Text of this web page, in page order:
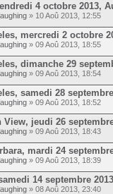
4 octobre 2013,
» 10 Aoû 2013, 12:55
mercredi 2 octobre
» 09 Aoû 2013, 18:55
dimanche 29
» 09 Aoû 2013, 18:54
samedi 28
» 09 Aoû 2013, 18:52
View, jeudi 26
» 09 Aoû 2013, 18:43
mardi 24
» 09 Aoû 2013, 18:39
14 septembre
» 08 Aoû 2013, 23:40